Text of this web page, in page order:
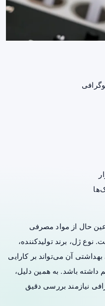
حال از مواد مصرفی
ژل، برند تولیدکننده،
آن می‌تواند بر کارایی
داشته باشد. به همین دلیل،
نیازمند بررسی دقیق